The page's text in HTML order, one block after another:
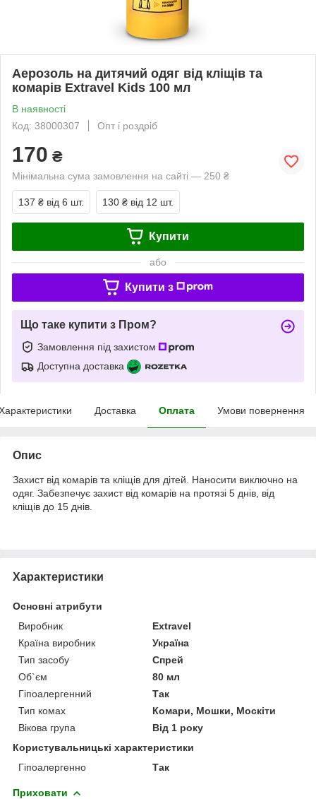
Аерозоль на дитячий одяг від кліщів та
комарів Extravel Kids 100 мл
В наявності
Код: 38000307
Опт і роздріб
170 ₴
Мінімальна сума замовлення на сайті — 250 ₴
137 ₴ від 6 шт. 130 ₴ від 12 шт.
Купити
або
Купити з
Що таке купити з Пром?
Замовлення під захистом
Доступна доставка
Доставка Оплата Умови повернення
Опис
Захист від комарів та кліщів для дітей. Наносити виключно на
одяг. Забезпечує захист від комарів на протязі 5 днів, від
кліщів до 15 днів.
Характеристики
Основні атрибути
Виробник
Extravel
Країна виробник
Україна
Тип засобу
Спрей
Об`єм
80 мл
Гіпоалергенний
Так
Тип комах
Комари, Мошки, Москіти
Вікова група
Від 1 року
Користувальницькі характеристики
Гіпоалергенно
Так
Приховати